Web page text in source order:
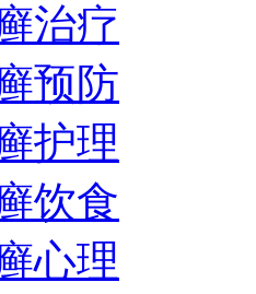
治疗
预防
护理
饮食
心理